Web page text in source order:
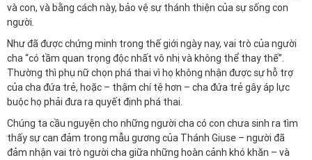
và con, và bằng cách này, bảo vệ sự thánh thiện của sự sống con
người.
Như đã được chứng minh trong thế giới ngày nay, vai trò của người
cha “có tầm quan trọng độc nhất vô nhị và không thể thay thế”.
Thường thì phụ nữ chọn phá thai vì họ không nhận được sự hỗ trợ
của cha đứa trẻ, hoặc – thậm chí tệ hơn – cha đứa trẻ gây áp lực
buộc họ phải đưa ra quyết định phá thai.
Chúng ta cầu nguyện cho những người cha có con chưa sinh ra tìm
thấy sự can đảm trong mẫu gương của Thánh Giuse – người đã
đảm nhận vai trò người cha giữa những hoàn cảnh khó khăn – và